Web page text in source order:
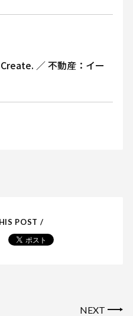
／ 不動産：イー
POST /
NEXT